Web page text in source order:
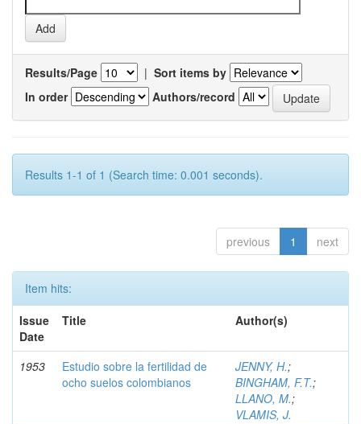
Results/Page | Sort items by
In order
Authors/record
Results 1-1 of 1 (Search time: 0.001 seconds).
previous 1 next
Item hits:
Issue
Date
Title Author(s)
1953
Estudio sobre la fertilidad de
ocho suelos colombianos
JENNY, H.;
BINGHAM, F.T.;
LLANO, M.;
VLAMIS, J.